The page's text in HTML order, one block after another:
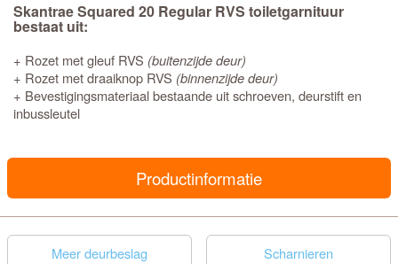
Skantrae Squared 20 Regular RVS toiletgarnituur
bestaat uit:
+ Rozet met gleuf RVS (buitenzijde deur)
+ Rozet met draaiknop RVS (binnenzijde deur)
+ Bevestigingsmateriaal bestaande uit schroeven, deurstift en
inbussleutel
Productinformatie
Meer deurbeslag Scharnieren